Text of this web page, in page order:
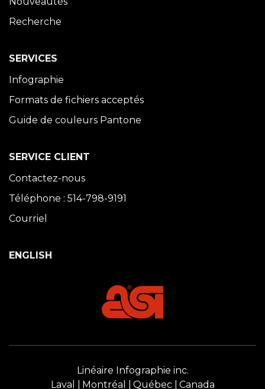
Recherche
SERVICES
Infographie
Formats de fichiers acceptés
Guide de couleurs Pantone
SERVICE CLIENT
Contactez-nous
Téléphone : 514-798-9191
Courriel
ENGLISH
Linéaire Infographie inc.
Laval
Montréal Québec Canada